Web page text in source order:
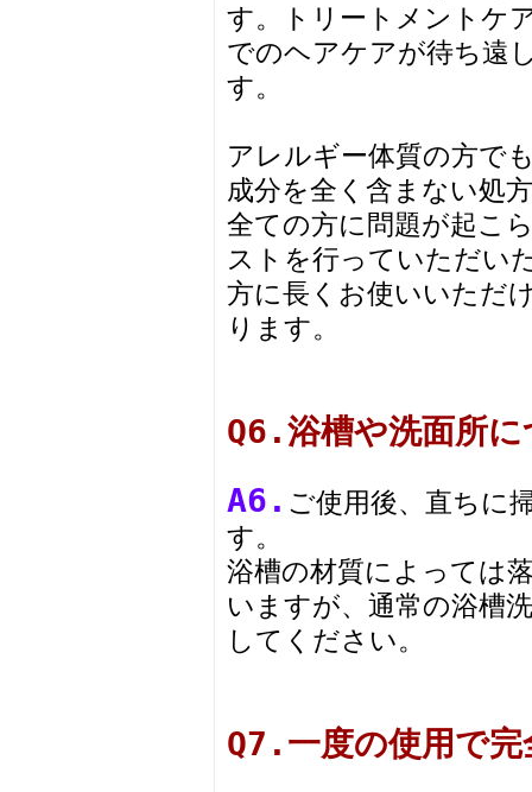
す。トリートメントケ
でのヘアケアが待ち遠
す。
アレルギー体質の方で
成分を全く含まない処
全ての方に問題が起こ
ストを行っていただい
方に長くお使いいただ
ります。
Q6.浴槽や洗面所
A6. ご使用後、直ちに
す。
浴槽の材質によっては
いますが、通常の浴槽
してください。
Q7.一度の使用で